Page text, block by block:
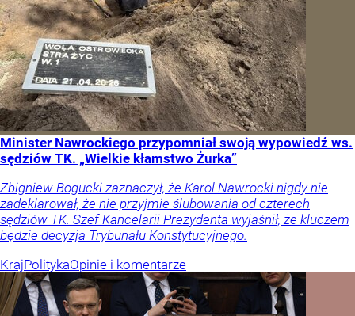
Minister Nawrockiego przypomniał swoją wypowiedź ws.
sędziów TK. „Wielkie kłamstwo Żurka”
Zbigniew Bogucki zaznaczył, że Karol Nawrocki nigdy nie
zadeklarował, że nie przyjmie ślubowania od czterech
sędziów TK. Szef Kancelarii Prezydenta wyjaśnił, że kluczem
będzie decyzja Trybunału Konstytucyjnego.
KrajPolitykaOpinie i komentarze